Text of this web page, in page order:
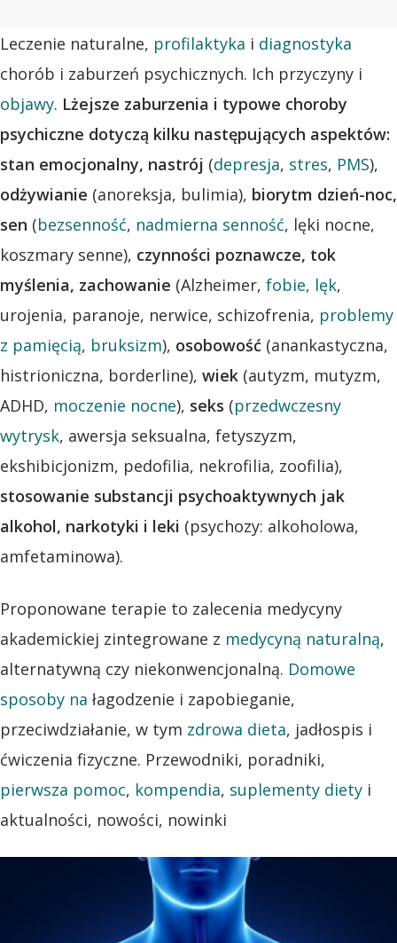
Kategoria:
Choroby
psychiczne
Leczenie naturalne, profilaktyka i diagnostyka
chorób i zaburzeń psychicznych. Ich przyczyny i
objawy. Lżejsze zaburzenia i typowe choroby
psychiczne dotyczą kilku następujących aspektów:
stan emocjonalny, nastrój (depresja, stres, PMS),
odżywianie (anoreksja, bulimia), biorytm dzień-noc,
sen (bezsenność, nadmierna senność, lęki nocne,
koszmary senne), czynności poznawcze, tok
myślenia, zachowanie (Alzheimer, fobie, lęk,
urojenia, paranoje, nerwice, schizofrenia, problemy
z pamięcią, bruksizm), osobowość (anankastyczna,
histrioniczna, borderline), wiek (autyzm, mutyzm,
ADHD, moczenie nocne), seks (przedwczesny
wytrysk, awersja seksualna, fetyszyzm,
ekshibicjonizm, pedofilia, nekrofilia, zoofilia),
stosowanie substancji psychoaktywnych jak
alkohol, narkotyki i leki (psychozy: alkoholowa,
amfetaminowa).
Proponowane terapie to zalecenia medycyny
akademickiej zintegrowane z medycyną naturalną,
alternatywną czy niekonwencjonalną. Domowe
sposoby na łagodzenie i zapobieganie,
przeciwdziałanie, w tym zdrowa dieta, jadłospis i
ćwiczenia fizyczne. Przewodniki, poradniki,
pierwsza pomoc, kompendia, suplementy diety i
aktualności, nowości, nowinki